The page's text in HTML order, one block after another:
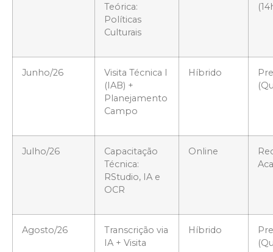
Teórica:
Políticas
Culturais
Junho/26
Visita Técnica I
(IAB) +
Planejamento
Campo
Híbrido
Julho/26
Capacitação
Técnica:
RStudio, IA e
OCR
Online
Agosto/26
Transcrição via
IA + Visita
Híbrido